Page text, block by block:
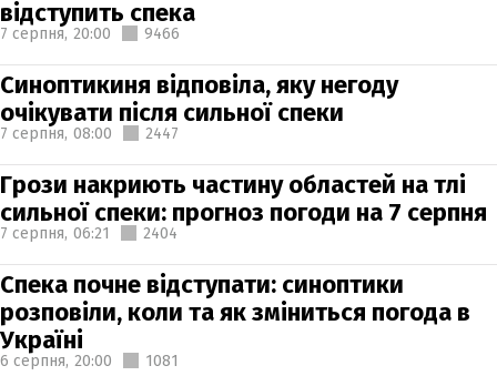
відступить спека
7 серпня, 20:00 9466
Синоптикиня відповіла, яку негоду
очікувати після сильної спеки
7 серпня, 08:00 2447
Грози накриють частину областей на тлі
сильної спеки: прогноз погоди на 7 серпня
7 серпня, 06:21 2404
Спека почне відступати: синоптики
розповіли, коли та як зміниться погода в
Україні
6 серпня, 20:00 1081